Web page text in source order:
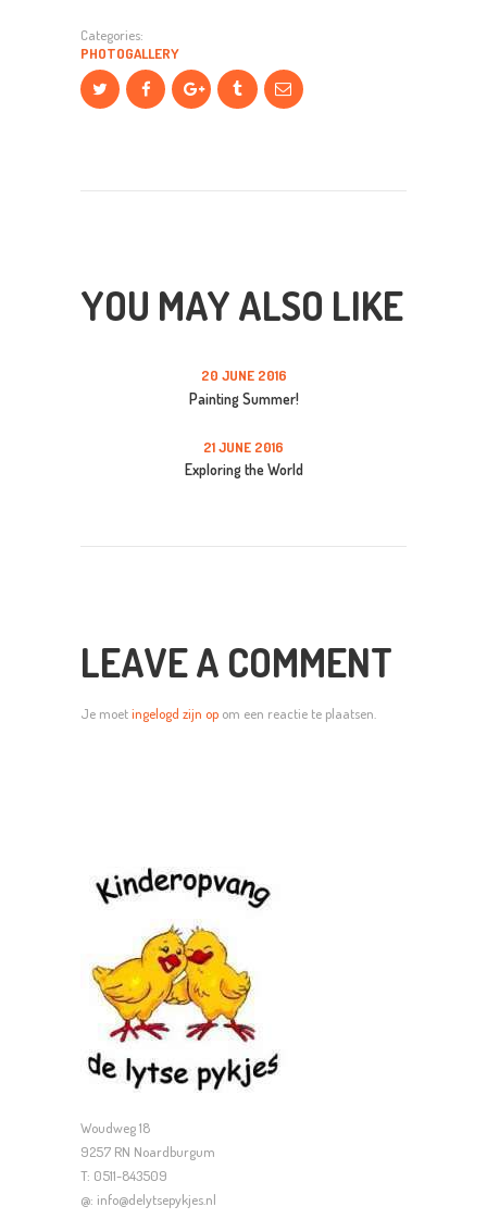
Categories:
PHOTOGALLERY
YOU MAY ALSO LIKE
20 JUNE 2016
Painting Summer!
21 JUNE 2016
Exploring the World
LEAVE A COMMENT
Je moetingelogd zijn op om een reactie te plaatsen.
Woudweg 18
9257 RN Noardburgum
T: 0511-843509
@: info@delytsepykjes.nl